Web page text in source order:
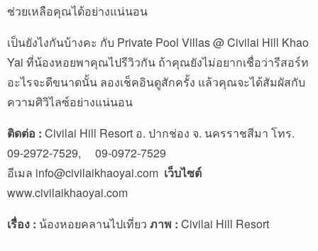
ช่วยเหลือคุณได้อย่างแน่นอน
เป็นยังไงกันบ้างคะ กับ Private Pool Villas @ Civilai Hill Khao
Yai ที่น้องหอยพาคุณไปรีวิวกัน ถ้าคุณยังไม่อยากเชื่อว่ารีสอร์ท
อะไรจะดีขนาดนั้น ลองเช็คอินดูสักครั้ง แล้วคุณจะได้สัมผัสกับ
ความศิวิไลซ์อย่างแน่นอน
ติดต่อ : Civilai Hill Resort อ. ปากช่อง จ. นครราชสีมา โทร.
09-2972-7529, 09-0972-7529
อีเมล info@civilaikhaoyai.com เว็บไซต์
www.civilaikhaoyai.com
เรื่อง : น้องหอยคลานไปเที่ยว ภาพ : Civilai Hill Resort